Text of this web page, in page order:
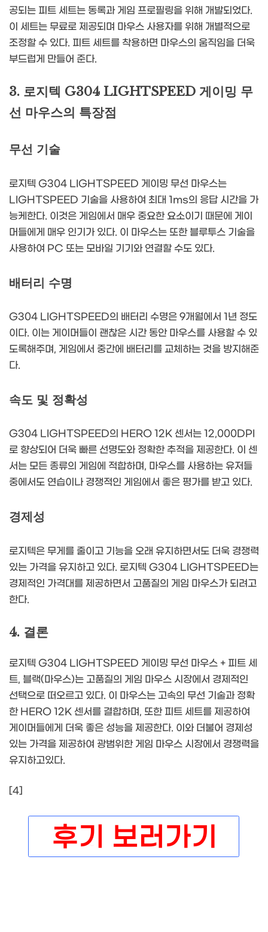
공되는 피트 세트는 동록과 게임 프로필링을 위해 개발되었다.
이 세트는 무료로 제공되며 마우스 사용자를 위해 개별적으로
조정할 수 있다. 피트 세트를 착용하면 마우스의 움직임을 더욱
부드럽게 만들어 준다.
3. 로지텍 G304 LIGHTSPEED 게이밍 무
선 마우스의 특장점
무선 기술
로지텍 G304 LIGHTSPEED 게이밍 무선 마우스는
LIGHTSPEED 기술을 사용하여 최대 1ms의 응답 시간을 가
능케한다. 이것은 게임에서 매우 중요한 요소이기 때문에 게이
머들에게 매우 인기가 있다. 이 마우스는 또한 블루투스 기술을
사용하여 PC 또는 모바일 기기와 연결할 수도 있다.
배터리 수명
G304 LIGHTSPEED의 배터리 수명은 9개월에서 1년 정도
이다. 이는 게이머들이 괜찮은 시간 동안 마우스를 사용할 수 있
도록해주며, 게임에서 중간에 배터리를 교체하는 것을 방지해준
다.
속도 및 정확성
G304 LIGHTSPEED의 HERO 12K 센서는 12,000DPI
로 향상되어 더욱 빠른 선명도와 정확한 추적을 제공한다. 이 센
서는 모든 종류의 게임에 적합하며, 마우스를 사용하는 유저들
중에서도 연습이나 경쟁적인 게임에서 좋은 평가를 받고 있다.
경제성
로지텍은 무게를 줄이고 기능을 오래 유지하면서도 더욱 경쟁력
있는 가격을 유지하고 있다. 로지텍 G304 LIGHTSPEED는
경제적인 가격대를 제공하면서 고품질의 게임 마우스가 되려고
한다.
4. 결론
로지텍 G304 LIGHTSPEED 게이밍 무선 마우스 + 피트 세
트, 블랙(마우스)는 고품질의 게임 마우스 시장에서 경제적인
선택으로 떠오르고 있다. 이 마우스는 고속의 무선 기술과 정확
한 HERO 12K 센서를 결합하며, 또한 피트 세트를 제공하여
게이머들에게 더욱 좋은 성능을 제공한다. 이와 더불어 경제성
있는 가격을 제공하여 광범위한 게임 마우스 시장에서 경쟁력을
유지하고있다.
[4]